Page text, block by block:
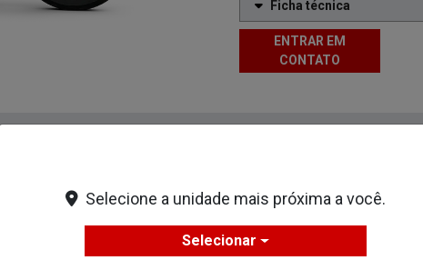
Ficha técnica
ENTRAR EM
CONTATO
Selecione a unidade mais próxima a você.
Selecionar